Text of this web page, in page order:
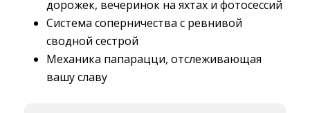
дорожек, вечеринок на яхтах и фотосессий
Система соперничества с ревнивой
сводной сестрой
Механика папарацци, отслеживающая
вашу славу